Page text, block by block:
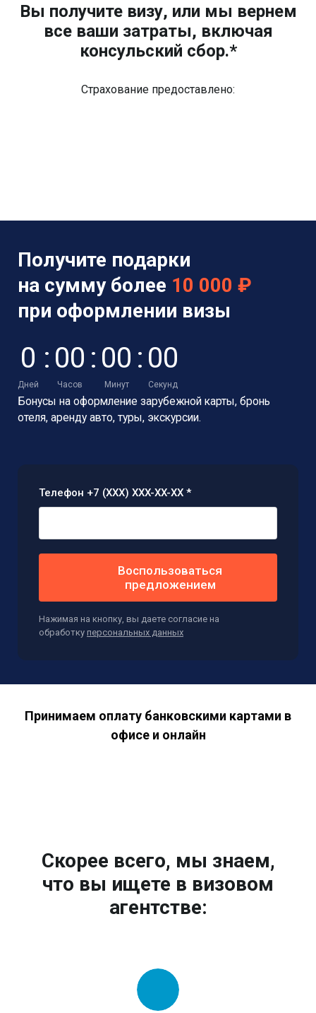
Вы получите визу, или мы вернем
все ваши затраты, включая
консульский сбор.*
Страхование предоставлено:
Получите подарки
на сумму более 10 000 ₽
при оформлении визы
0
Дней
: 00
Часов
: 00
Минут
: 00
Секунд
Бонусы на оформление зарубежной карты, бронь
отеля, аренду авто, туры, экскурсии.
Телефон +7 (XXX) XXX-XX-XX *
Воспользоваться
предложением
Нажимая на кнопку, вы даете согласие на
обработку персональных данных
Принимаем оплату банковскими картами в
офисе и онлайн
Скорее всего, мы знаем,
что вы ищете в визовом
агентстве: